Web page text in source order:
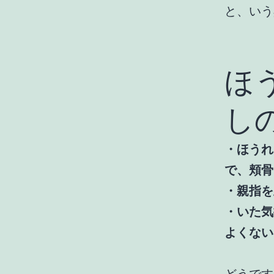
と、い
ほ
し
・ほう
で、頬
・親指
・いた
よくな